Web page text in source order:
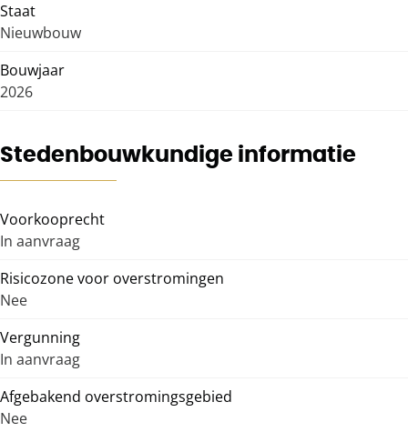
Staat
Nieuwbouw
Bouwjaar
2026
Stedenbouwkundige informatie
Voorkooprecht
In aanvraag
Risicozone voor overstromingen
Nee
Vergunning
In aanvraag
Afgebakend overstromingsgebied
Nee